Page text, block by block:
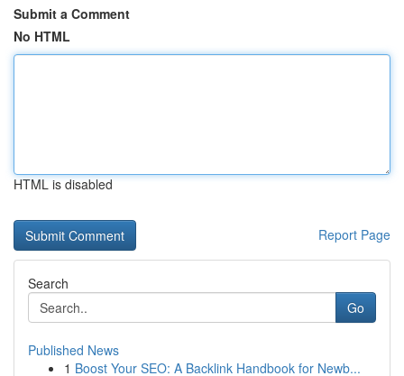
Submit a Comment
No HTML
HTML is disabled
Report Page
Search
Go
Published News
1 Boost Your SEO: A Backlink Handbook for Newb...